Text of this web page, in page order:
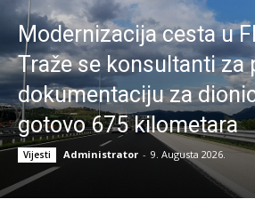
Modernizacija cesta u
Traže se konsultanti za
dokumentaciju za
gotovo 675 kilometara
Vijesti Administrator - 9. Augusta 2026.